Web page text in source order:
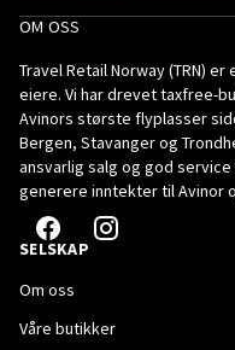
OM OSS
Travel Retail Norway (TRN)
eiere. Vi har drevet taxfree-
Avinors største flyplasser
Bergen, Stavanger og
ansvarlig salg og god
generere inntekter til Avinor
SELSKAP
Om oss
Våre butikker